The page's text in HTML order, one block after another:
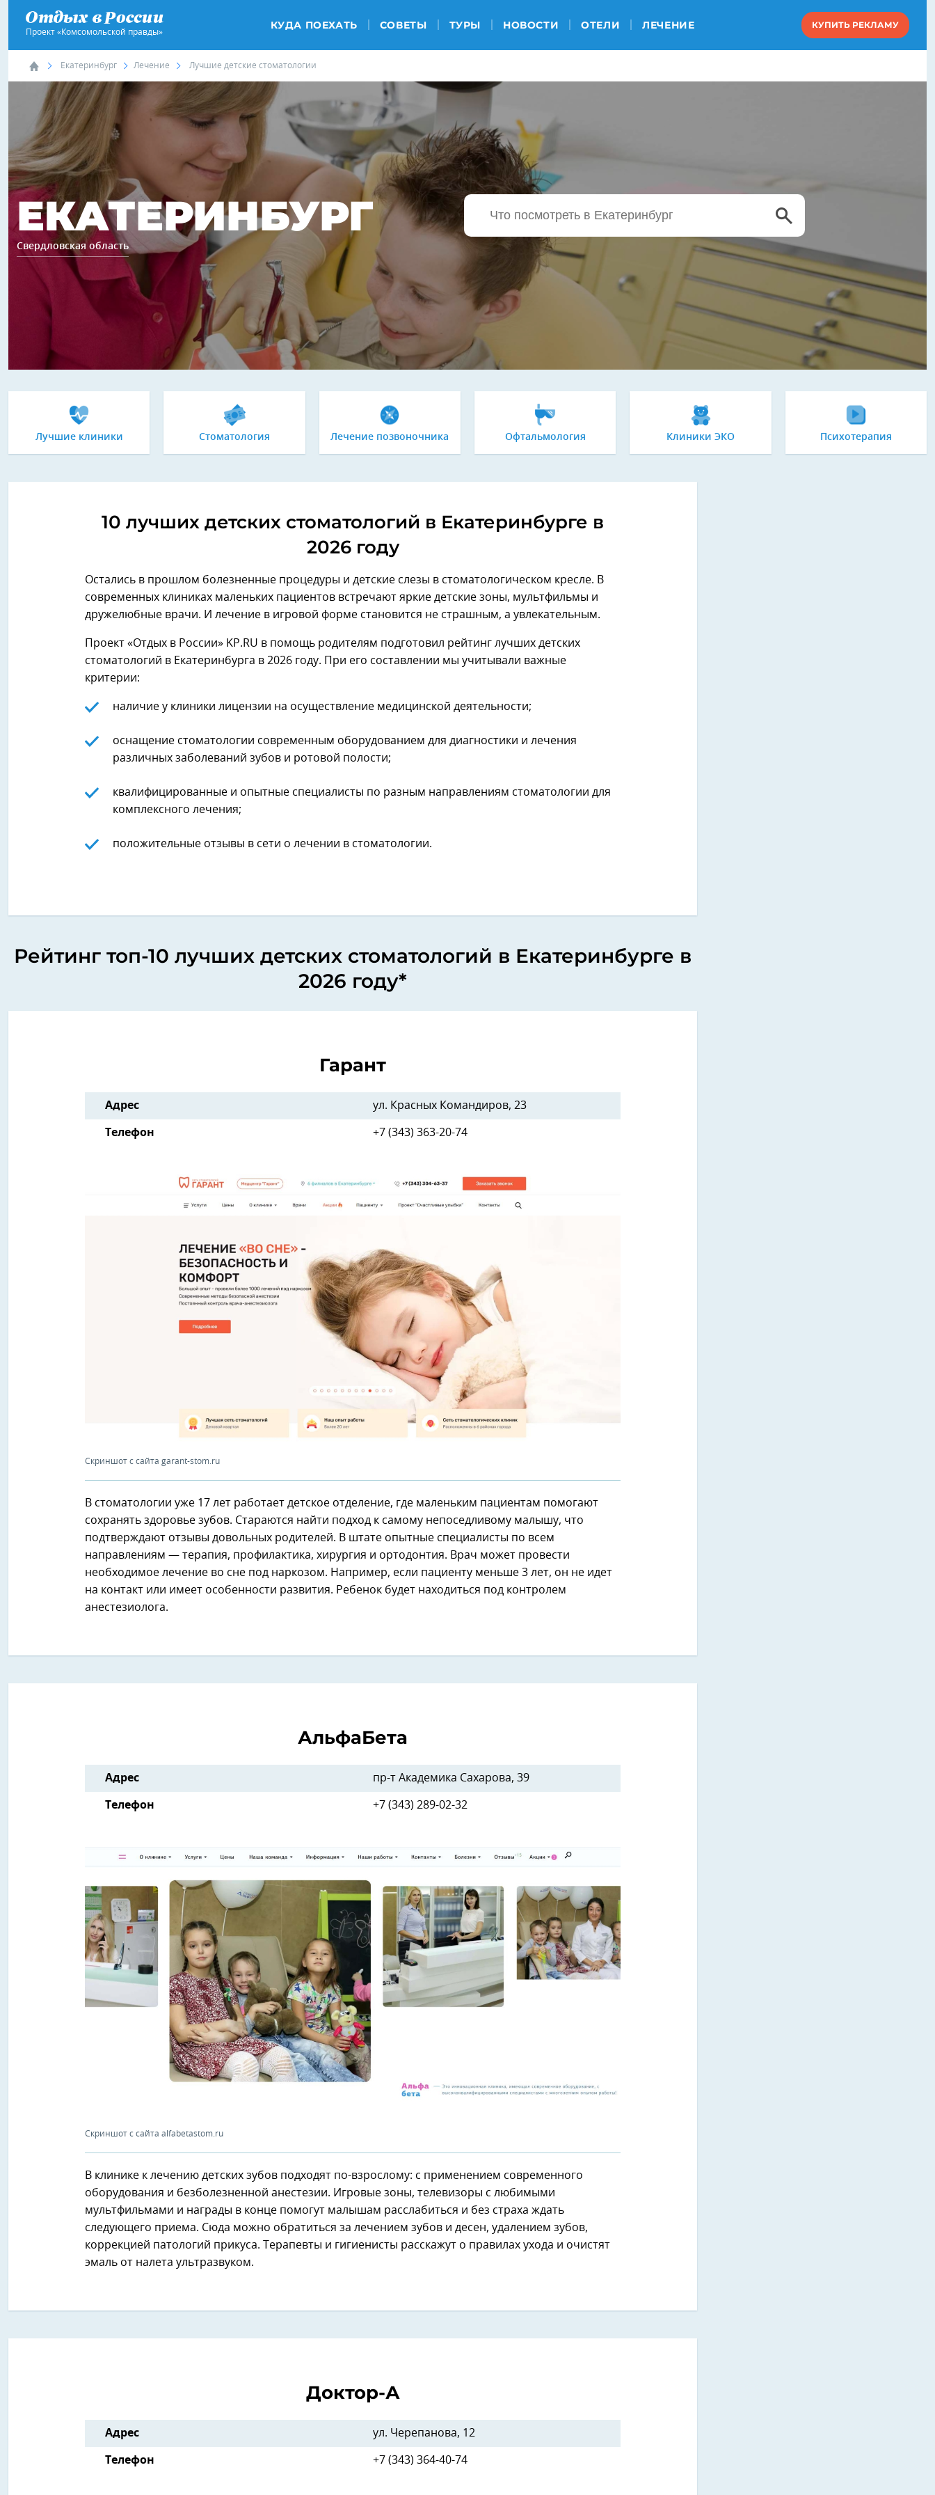
Проект «Комсомольской правды»
КУДА ПОЕХАТЬ СОВЕТЫ ТУРЫ НОВОСТИ ОТЕЛИ ЛЕЧЕНИЕ КУПИТЬ РЕКЛАМУ
Екатеринбург Лечение Лучшие детские стоматологии
ЕКАТЕРИНБУРГ
Свердловская область
Лучшие клиники Стоматология Лечение позвоночника Офтальмология Клиники ЭКО Психотерапия
10 лучших детских стоматологий в Екатеринбурге в
2026 году
Остались в прошлом болезненные процедуры и детские слезы в стоматологическом кресле. В
современных клиниках маленьких пациентов встречают яркие детские зоны, мультфильмы и
дружелюбные врачи. И лечение в игровой форме становится не страшным, а увлекательным.
Проект «Отдых в России» KP.RU в помощь родителям подготовил рейтинг лучших детских
стоматологий в Екатеринбурга в 2026 году. При его составлении мы учитывали важные
критерии:
наличие у клиники лицензии на осуществление медицинской деятельности;
оснащение стоматологии современным оборудованием для диагностики и лечения
различных заболеваний зубов и ротовой полости;
квалифицированные и опытные специалисты по разным направлениям стоматологии для
комплексного лечения;
положительные отзывы в сети о лечении в стоматологии.
Рейтинг топ-10 лучших детских стоматологий в Екатеринбурге в
2026 году*
Гарант
Адрес ул. Красных Командиров, 23
Телефон +7 (343) 363-20-74
Скриншот с сайта garant-stom.ru
В стоматологии уже 17 лет работает детское отделение, где маленьким пациентам помогают
сохранять здоровье зубов. Стараются найти подход к самому непоседливому малышу, что
подтверждают отзывы довольных родителей. В штате опытные специалисты по всем
направлениям — терапия, профилактика, хирургия и ортодонтия. Врач может провести
необходимое лечение во сне под наркозом. Например, если пациенту меньше 3 лет, он не идет
на контакт или имеет особенности развития. Ребенок будет находиться под контролем
анестезиолога.
АльфаБета
Адрес пр-т Академика Сахарова, 39
Телефон +7 (343) 289-02-32
Скриншот с сайта alfabetastom.ru
В клинике к лечению детских зубов подходят по-взрослому: с применением современного
оборудования и безболезненной анестезии. Игровые зоны, телевизоры с любимыми
мультфильмами и награды в конце помогут малышам расслабиться и без страха ждать
следующего приема. Сюда можно обратиться за лечением зубов и десен, удалением зубов,
коррекцией патологий прикуса. Терапевты и гигиенисты расскажут о правилах ухода и очистят
эмаль от налета ультразвуком.
Доктор-А
Адрес ул. Черепанова, 12
Телефон +7 (343) 364-40-74